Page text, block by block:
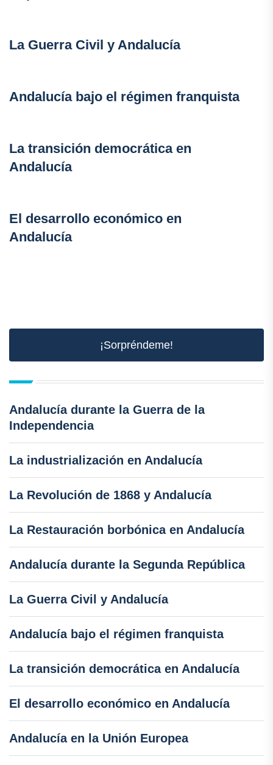
La Guerra Civil y Andalucía
Andalucía bajo el régimen franquista
La transición democrática en
Andalucía
El desarrollo económico en
Andalucía
¡Sorpréndeme!
Andalucía durante la Guerra de la
Independencia
La industrialización en Andalucía
La Revolución de 1868 y Andalucía
La Restauración borbónica en Andalucía
Andalucía durante la Segunda República
La Guerra Civil y Andalucía
Andalucía bajo el régimen franquista
La transición democrática en Andalucía
El desarrollo económico en Andalucía
Andalucía en la Unión Europea